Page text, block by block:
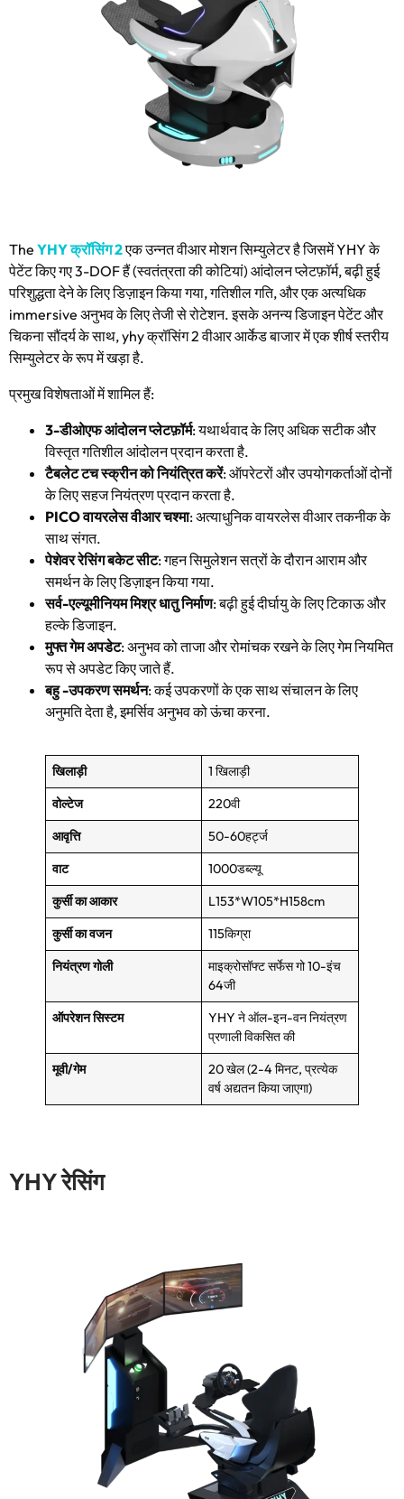
The YHY क्रॉसिंग 2एक उन्नत वीआर मोशन सिम्युलेटर है जिसमें YHY के
पेटेंट किए गए 3-DOF हैं (स्वतंत्रता की कोटियां) आंदोलन प्लेटफ़ॉर्म, बढ़ी हुई
परिशुद्धता देने के लिए डिज़ाइन किया गया, गतिशील गति, और एक अत्यधिक
immersive अनुभव के लिए तेजी से रोटेशन. इसके अनन्य डिजाइन पेटेंट और
चिकना सौंदर्य के साथ, yhy क्रॉसिंग 2 वीआर आर्केड बाजार में एक शीर्ष स्तरीय
सिम्युलेटर के रूप में खड़ा है.
प्रमुख विशेषताओं में शामिल हैं:
3-डीओएफ आंदोलन प्लेटफ़ॉर्म: यथार्थवाद के लिए अधिक सटीक और
विस्तृत गतिशील आंदोलन प्रदान करता है.
टैबलेट टच स्क्रीन को नियंत्रित करें: ऑपरेटरों और उपयोगकर्ताओं दोनों
के लिए सहज नियंत्रण प्रदान करता है.
PICO वायरलेस वीआर चश्मा: अत्याधुनिक वायरलेस वीआर तकनीक के
साथ संगत.
पेशेवर रेसिंग बकेट सीट: गहन सिमुलेशन सत्रों के दौरान आराम और
समर्थन के लिए डिज़ाइन किया गया.
सर्व-एल्यूमीनियम मिश्र धातु निर्माण: बढ़ी हुई दीर्घायु के लिए टिकाऊ और
हल्के डिजाइन.
मुफ्त गेम अपडेट: अनुभव को ताजा और रोमांचक रखने के लिए गेम नियमित
रूप से अपडेट किए जाते हैं.
बहु -उपकरण समर्थन: कई उपकरणों के एक साथ संचालन के लिए
अनुमति देता है, इमर्सिव अनुभव को ऊंचा करना.
खिलाड़ी
1 खिलाड़ी
वोल्टेज
220वी
आवृत्ति
50-60हर्ट्ज
वाट
1000डब्ल्यू
कुर्सी का आकार
L153*W105*H158cm
कुर्सी का वजन
115किग्रा
नियंत्रण गोली
माइक्रोसॉफ्ट सर्फेस गो 10-इंच
64जी
ऑपरेशन सिस्टम
YHY ने ऑल-इन-वन नियंत्रण
प्रणाली विकसित की
मूवी/गेम
20 खेल (2-4 मिनट, प्रत्येक
वर्ष अद्यतन किया जाएगा)
YHY रेसिंग